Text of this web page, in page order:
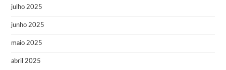
julho 2025
junho 2025
maio 2025
abril 2025